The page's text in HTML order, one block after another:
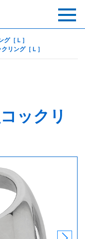
［Ｌ］
リング［Ｌ］
ックリ